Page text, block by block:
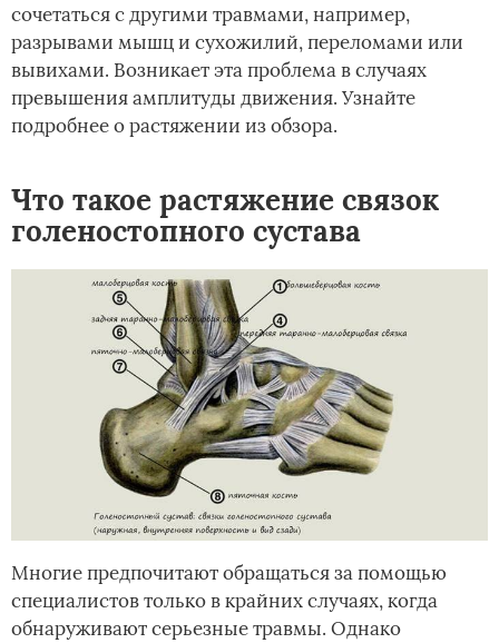
сочетаться с другими травмами, например,
разрывами мышц и сухожилий, переломами или
вывихами. Возникает эта проблема в случаях
превышения амплитуды движения. Узнайте
подробнее о растяжении из обзора.
Что такое растяжение связок
голеностопного сустава
Многие предпочитают обращаться за помощью
специалистов только в крайних случаях, когда
обнаруживают серьезные травмы. Однако